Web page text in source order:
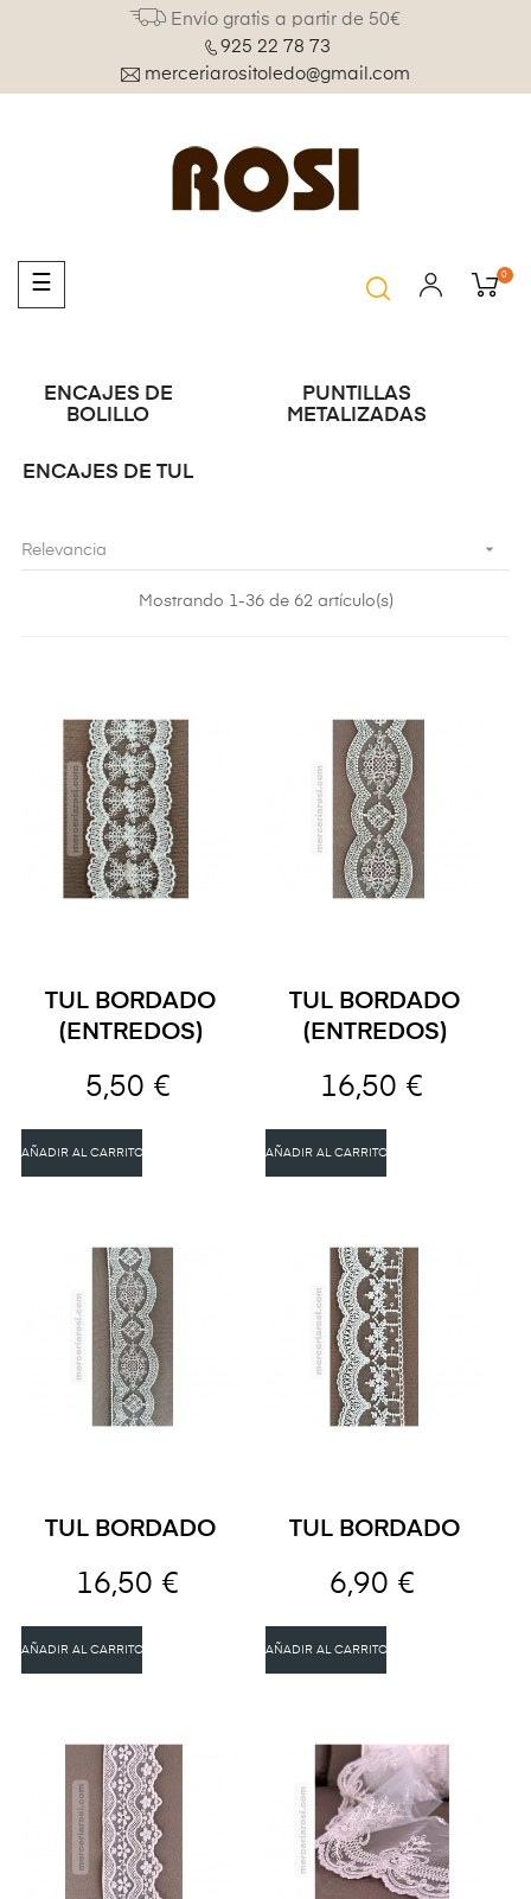
Envío gratis a partir de 50€
925 22 78 73
merceriarositoledo@gmail.com
Navegación
de
☰ 0
ENCAJES DE
BOLILLO
PUNTILLAS
METALIZADAS
ENCAJES DE TUL
Relevancia 
Mostrando 1-36 de 62 artículo(s)
TUL BORDADO
(ENTREDOS)
5,50 €
AÑADIR AL CARRITO
TUL BORDADO
(ENTREDOS)
16,50 €
AÑADIR AL CARRITO
TUL BORDADO
16,50 €
AÑADIR AL CARRITO
TUL BORDADO
6,90 €
AÑADIR AL CARRITO